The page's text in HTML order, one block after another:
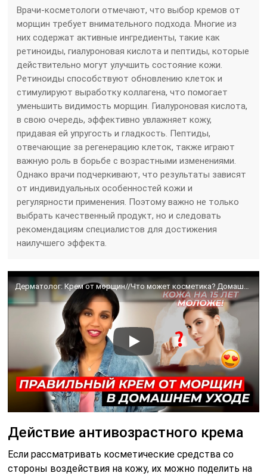
Врачи-косметологи отмечают, что выбор кремов от
морщин требует внимательного подхода. Многие из
них содержат активные ингредиенты, такие как
ретиноиды, гиалуроновая кислота и пептиды, которые
действительно могут улучшить состояние кожи.
Ретиноиды способствуют обновлению клеток и
стимулируют выработку коллагена, что помогает
уменьшить видимость морщин. Гиалуроновая кислота,
в свою очередь, эффективно увлажняет кожу,
придавая ей упругость и гладкость. Пептиды,
отвечающие за регенерацию клеток, также играют
важную роль в борьбе с возрастными изменениями.
Однако врачи подчеркивают, что результаты зависят
от индивидуальных особенностей кожи и
регулярности применения. Поэтому важно не только
выбрать качественный продукт, но и следовать
рекомендациям специалистов для достижения
наилучшего эффекта.
Дерматолог: Крем от морщин//Что может косметика? Домашний уход: обещание vs. реальность
Действие антивозрастного крема
Если рассматривать косметические средства со
стороны воздействия на кожу, их можно поделить на